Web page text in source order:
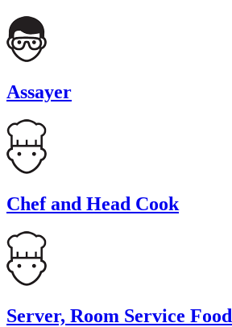
Assayer
Chef and Head Cook
Server, Room Service Food